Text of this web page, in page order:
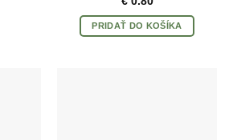
PRIDAŤ DO KOŠÍKA